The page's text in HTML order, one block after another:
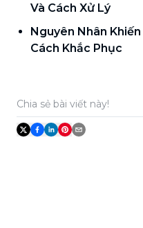
Và Cách Xử Lý
Nguyên Nhân Khiến
Cách Khắc Phục
Chia sẻ bài viết này!